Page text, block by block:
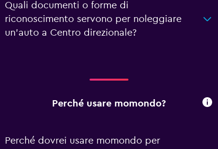
Quali documenti o forme di
riconoscimento servono per noleggiare
un'auto a Centro direzionale?
Perché usare momondo?
Perché dovrei usare momondo per